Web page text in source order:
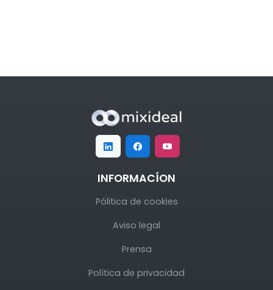
INFORMACÍON
Pólitica de cookies
Aviso legal
Prensa
Política de privacidad